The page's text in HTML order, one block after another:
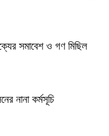
সমাবেশ ও গণ মিছিল
নানা কর্মসূচি